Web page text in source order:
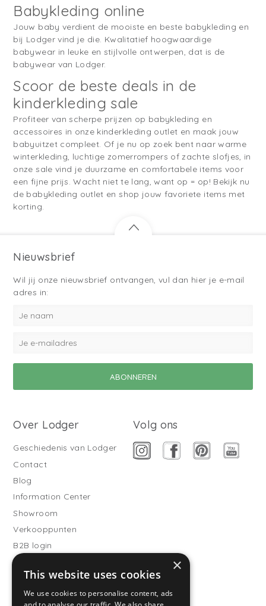
Babykleding online
Jouw baby verdient de mooiste en beste babykleding en
bij Lodger vind je die. Kwalitatief hoogwaardige
babywear in leuke en stijlvolle ontwerpen, dat is de
babywear van Lodger.
Scoor de beste deals in de
kinderkleding sale
Profiteer van scherpe prijzen op babykleding en
accessoires in onze kinderkleding outlet en maak jouw
babyuitzet compleet. Of je nu op zoek bent naar warme
winterkleding, luchtige zomerrompers of zachte slofjes, in
onze sale vind je duurzame en comfortabele items voor
een fijne prijs. Wacht niet te lang, want op = op! Bekijk nu
de babykleding outlet en shop jouw favoriete items met
korting.
Nieuwsbrief
Wil jij onze nieuwsbrief ontvangen, vul dan hier je e-mail
adres in:
Over Lodger
Geschiedenis van Lodger
Contact
Blog
Information Center
Showroom
Verkooppunten
B2B login
Buitenslaapzakken
Word verkooppartner
Klantenservice
Volg ons
×
This website uses cookies
We use cookies to personalise content, ads